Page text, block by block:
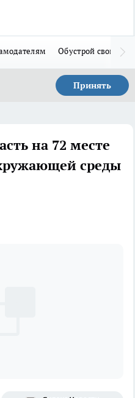
Обустрой свой дом
Принять
на 72 месте
среды